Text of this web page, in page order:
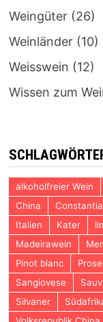
Weingüter(26)
Weinländer(10)
Weisswein (12)
Wissen zum
alkoholfreier Wein
China
Constantia
Italien
Kater
Madeirawein
Pinot blanc
Sangiovese
Silvaner